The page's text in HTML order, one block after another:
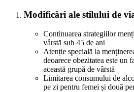
Modificări ale stilului de
Continuarea strategiilor
vârstă sub 45 de ani
Atenție specială la
deoarece obezitatea este un
această grupă de vârstă
Limitarea consumului de
pe zi pentru femei și două